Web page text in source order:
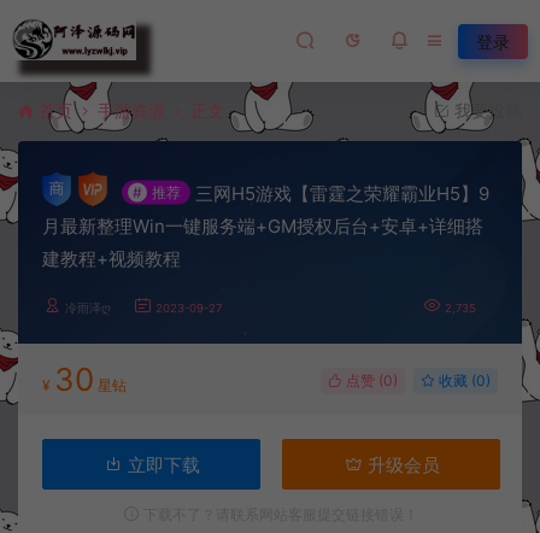
登录
首页 手游资源 正文 我要投稿
# 推荐
三网H5游戏【雷霆之荣耀霸业H5】9
月最新整理Win一键服务端+GM授权后台+安卓+详细搭
建教程+视频教程
冷雨泽ღ 2023-09-27 2,735
¥ 30 星钻 点赞 (0) 收藏 (0)
立即下载 升级会员